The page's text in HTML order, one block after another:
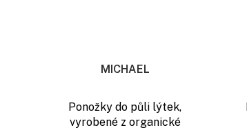
MICHAEL
Ponožky do půli lýtek,
vyrobené z organické